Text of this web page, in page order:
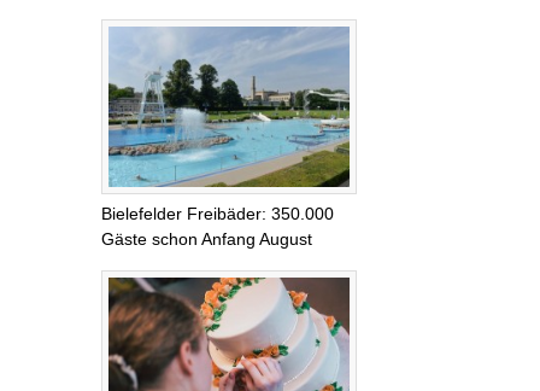
Bielefelder Freibäder: 350.000
Gäste schon Anfang August